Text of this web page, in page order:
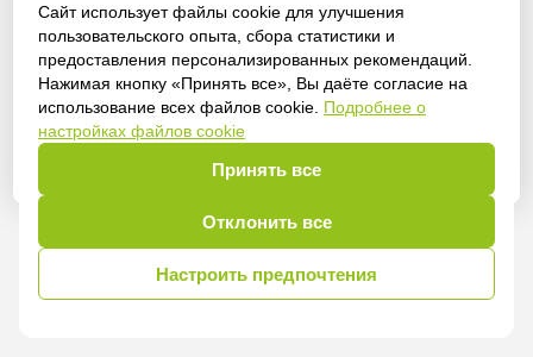
Сайт использует файлы cookie для улучшения
пользовательского опыта, сбора статистики и
предоставления персонализированных рекомендаций.
Нажимая кнопку «Принять все», Вы даёте согласие на
использование всех файлов cookie. Подробнее о
настройках файлов cookie
Принять все
Отклонить все
Настроить предпочтения
Войти